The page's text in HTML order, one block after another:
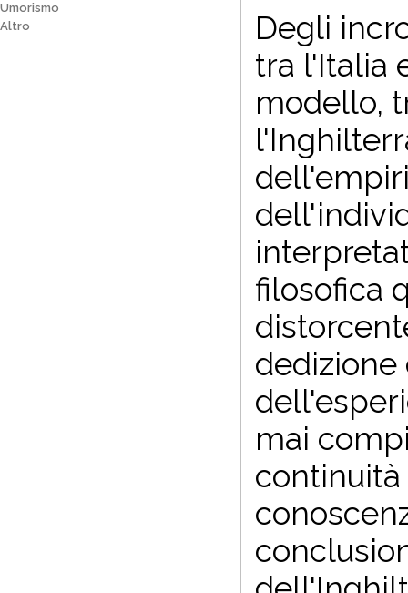
Umorismo
Altro
Degli
tra l'Italia
modello,
filosofica
mai